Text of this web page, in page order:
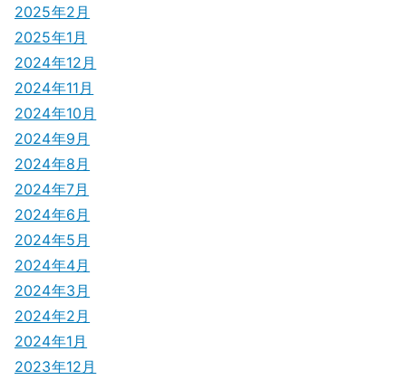
2025年2月
2025年1月
2024年12月
2024年11月
2024年10月
2024年9月
2024年8月
2024年7月
2024年6月
2024年5月
2024年4月
2024年3月
2024年2月
2024年1月
2023年12月